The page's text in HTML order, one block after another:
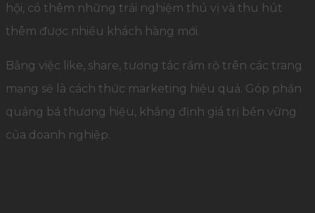
hội, có thêm những trải nghiệm thú vị và thu hút
thêm được nhiều khách hàng mới.
Bằng việc like, share, tương tác rầm rộ trên các trang
mạng sẽ là cách thức marketing hiệu quả. Góp phần
quảng bá thương hiệu, khẳng định giá trị bền vững
của doanh nghiệp.